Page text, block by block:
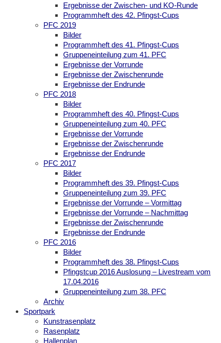
Ergebnisse der Zwischen- und KO-Runde
Programmheft des 42. Pfingst-Cups
PFC 2019
Bilder
Programmheft des 41. Pfingst-Cups
Gruppeneinteilung zum 41. PFC
Ergebnisse der Vorrunde
Ergebnisse der Zwischenrunde
Ergebnisse der Endrunde
PFC 2018
Bilder
Programmheft des 40. Pfingst-Cups
Gruppeneinteilung zum 40. PFC
Ergebnisse der Vorrunde
Ergebnisse der Zwischenrunde
Ergebnisse der Endrunde
PFC 2017
Bilder
Programmheft des 39. Pfingst-Cups
Gruppeneinteilung zum 39. PFC
Ergebnisse der Vorrunde – Vormittag
Ergebnisse der Vorrunde – Nachmittag
Ergebnisse der Zwischenrunde
Ergebnisse der Endrunde
PFC 2016
Bilder
Programmheft des 38. Pfingst-Cups
Pfingstcup 2016 Auslosung – Livestream vom
17.04.2016
Gruppeneinteilung zum 38. PFC
Archiv
Sportpark
Kunstrasenplatz
Rasenplatz
Hallenplan